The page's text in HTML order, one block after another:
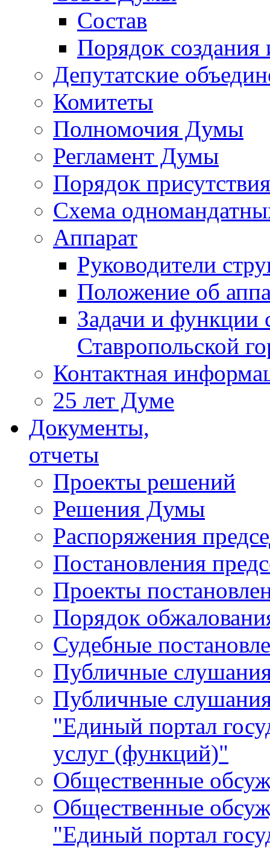
Состав
Порядок создания
Депутатские
Комитеты
Полномочия Думы
Регламент Думы
Порядок
Схема
Аппарат
Руководители
Положение об
Задачи и функции
Ставропольской
Контактная
25 лет Думе
Документы,
отчеты
Проекты решений
Решения Думы
Распоряжения
Постановления
Проекты
Порядок
Судебные
Публичные
Публичные
"Единый портал
услуг (функций)"
Общественные
Общественные
"Единый портал